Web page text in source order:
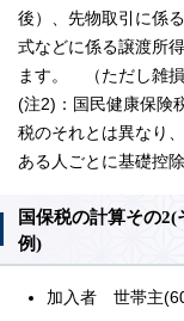
後）、先物取引に係
式などに係る譲渡所
ます。 （ただし雑損
(注2)：国民健康保険
税のそれとは異なり
ある人ごとに基礎控
国保税の計算その
例)
加入者 世帯主